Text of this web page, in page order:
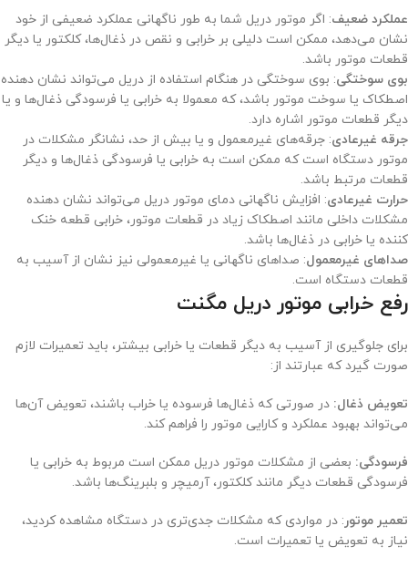
عملکرد ضعیف: اگر موتور دریل شما به طور ناگهانی عملکرد ضعیفی از خود
نشان می‌دهد، ممکن است دلیلی بر خرابی و نقص در ذغال‌ها، کلکتور یا دیگر
قطعات موتور باشد.
بوی سوختگی: بوی سوختگی در هنگام استفاده از دریل می‌تواند نشان دهنده
اصطکاک یا سوخت موتور باشد، که معمولا به خرابی یا فرسودگی ذغال‌ها و یا
دیگر قطعات موتور اشاره دارد.
جرقه غیرعادی: جرقه‌های غیرمعمول و یا بیش از حد، نشانگر مشکلات در
موتور دستگاه است که ممکن است به خرابی یا فرسودگی ذغال‌ها و دیگر
قطعات مرتبط باشد.
حرارت غیرعادی: افزایش ناگهانی دمای موتور دریل می‌تواند نشان دهنده
مشکلات داخلی مانند اصطکاک زیاد در قطعات موتور، خرابی قطعه خنک
کننده یا خرابی در ذغال‌ها باشد.
صداهای غیرمعمول: صداهای ناگهانی یا غیرمعمولی نیز نشان از آسیب به
قطعات دستگاه است.
رفع خرابی موتور دریل مگنت
برای جلوگیری از آسیب به دیگر قطعات یا خرابی بیشتر، باید تعمیرات لازم
صورت گیرد که عبارتند از:
تعویض ذغال‌: در صورتی که ذغال‌ها فرسوده یا خراب باشند، تعویض آن‌ها
می‌تواند بهبود عملکرد و کارایی موتور را فراهم کند.
فرسودگی: بعضی از مشکلات موتور دریل ممکن است مربوط به خرابی یا
فرسودگی قطعات دیگر مانند کلکتور، آرمیچر و بلبرینگ‌ها باشد.
تعمیر موتور : در مواردی که مشکلات جدی‌تری در دستگاه مشاهده کردید،
نیاز به تعویض یا تعمیرات است.